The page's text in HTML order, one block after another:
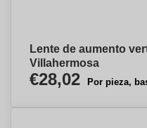
Lente de aumento
Villahermosa
€28,02 Por pieza,